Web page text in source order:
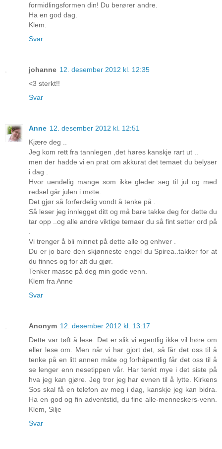
formidlingsformen din! Du berører andre.
Ha en god dag.
Klem.
Svar
johanne 12. desember 2012 kl. 12:35
<3 sterkt!!
Svar
Anne 12. desember 2012 kl. 12:51
Kjære deg ..
Jeg kom rett fra tannlegen ,det høres kanskje rart ut ..
men der hadde vi en prat om akkurat det temaet du belyser
i dag .
Hvor uendelig mange som ikke gleder seg til jul og med
redsel går julen i møte.
Det gjør så forferdelig vondt å tenke på .
Så leser jeg innlegget ditt og må bare takke deg for dette du
tar opp ..og alle andre viktige temaer du så fint setter ord på
Vi trenger å bli minnet på dette alle og enhver .
Du er jo bare den skjønneste engel du Spirea..takker for at
du finnes og for alt du gjør.
Tenker masse på deg min gode venn.
Klem fra Anne
Svar
Anonym 12. desember 2012 kl. 13:17
Dette var tøft å lese. Det er slik vi egentlig ikke vil høre om
eller lese om. Men når vi har gjort det, så får det oss til å
tenke på en litt annen måte og forhåpentlig får det oss til å
se lenger enn nesetippen vår. Har tenkt mye i det siste på
hva jeg kan gjøre. Jeg tror jeg har evnen til å lytte. Kirkens
Sos skal få en telefon av meg i dag, kanskje jeg kan bidra.
Ha en god og fin adventstid, du fine alle-menneskers-venn.
Klem, Silje
Svar